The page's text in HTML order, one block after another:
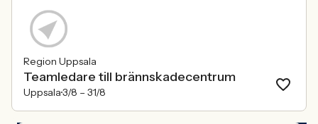
Region Uppsala
Teamledare till brännskadecentrum
Uppsala3/8 – 31/8